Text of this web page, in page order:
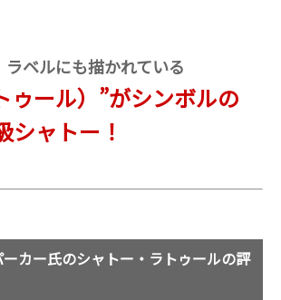
ラベルにも描かれている
ゥール）”がシンボルの
シャトー！
カー氏のシャトー・ラトゥールの評